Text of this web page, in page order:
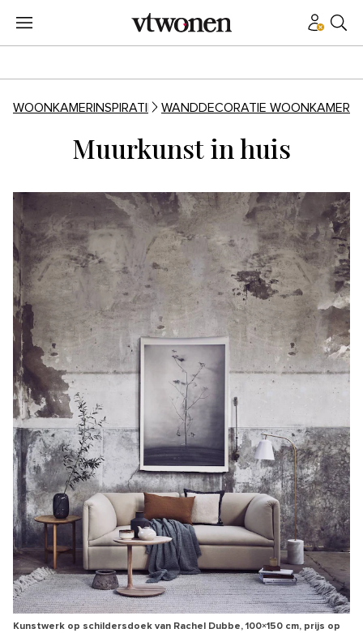
WOONKAMERINSPIRATIE WANDDECORATIE WOONKAMER
Muurkunst in huis
Kunstwerk op schildersdoek van Rachel Dubbe, 100×150 cm, prijs op